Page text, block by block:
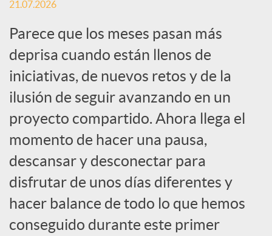
e
d
e
s
S
o
21.07.2026
Parece que los meses pasan más
deprisa cuando están llenos de
iniciativas, de nuevos retos y de la
ilusión de seguir avanzando en un
proyecto compartido. Ahora llega el
momento de hacer una pausa,
descansar y desconectar para
disfrutar de unos días diferentes y
hacer balance de todo lo que hemos
conseguido durante este primer